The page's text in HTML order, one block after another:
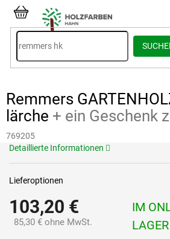
Inhalt
springenWARENKORB
Remmers
lärche + ein Geschenk
769205
103,20 €
85,30 € ohne MwSt.
IM
LAGER
Lieferoptionen
Detaillierte Informationen